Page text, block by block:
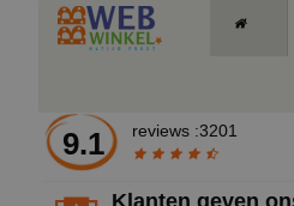
9.1 reviews :3201
Klanten geven